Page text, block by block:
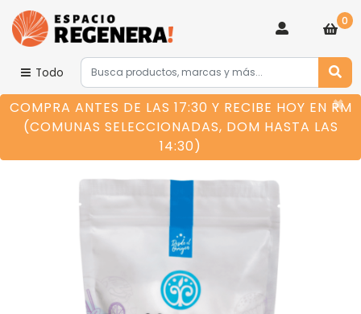
Todo
0
COMPRA ANTES DE LAS 17:30 Y RECIBE HOY EN RM
(COMUNAS SELECCIONADAS, DOM HASTA LAS
14:30)
×